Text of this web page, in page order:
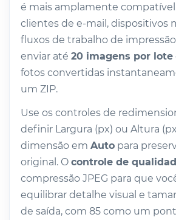
é mais amplamente
clientes de e-mail, dispositivos
fluxos de trabalho de
enviar até 20 imagens por lote
fotos convertidas
um ZIP.
Use os controles de
definir Largura (px) ou Altura
dimensão em Auto para
original. O controle de
compressão JPEG para que
equilibrar detalhe visual e
de saída, com 85 como um